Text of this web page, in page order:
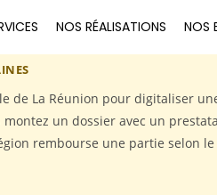
NOS RÉALISATIONS NOS
de La Réunion pour digitaliser
un dossier avec un
rembourse une partie selon